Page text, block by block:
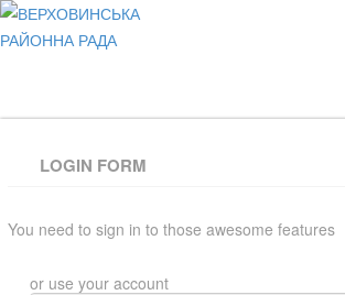
LOGIN FORM
You need to sign in to those awesome features
or use your account